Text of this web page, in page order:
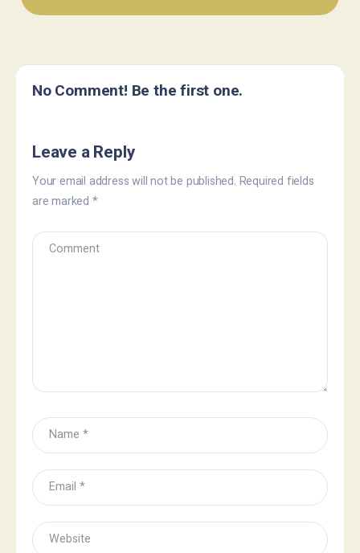
No Comment! Be the first one.
Leave a Reply
Your email address will not be published. Required fields
are marked *